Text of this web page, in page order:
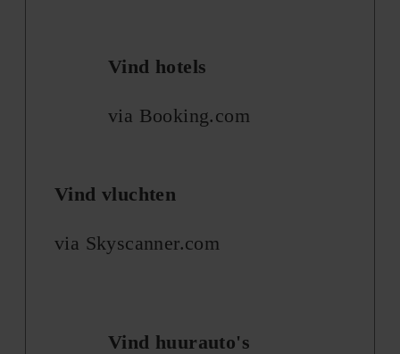
Vind hotels
via Booking.com
Vind vluchten
via Skyscanner.com
Vind huurauto's